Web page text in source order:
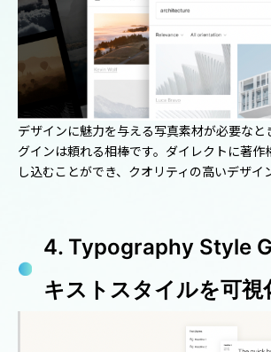
デザインに魅力を与える写真素材が必要な
グインは頼れる相棒です。ダイレクトに著作
し込むことができ、クオリティの高いデザイ
4. Typography Style
キストスタイルを可視